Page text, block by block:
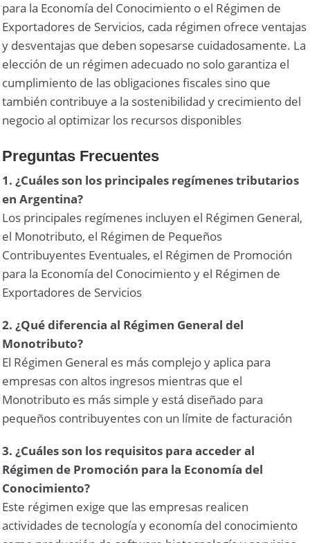
para la Economía del Conocimiento o el Régimen de
Exportadores de Servicios, cada régimen ofrece ventajas
y desventajas que deben sopesarse cuidadosamente. La
elección de un régimen adecuado no solo garantiza el
cumplimiento de las obligaciones fiscales sino que
también contribuye a la sostenibilidad y crecimiento del
negocio al optimizar los recursos disponibles
Preguntas Frecuentes
1. ¿Cuáles son los principales regímenes tributarios
en Argentina?
Los principales regímenes incluyen el Régimen General,
el Monotributo, el Régimen de Pequeños
Contribuyentes Eventuales, el Régimen de Promoción
para la Economía del Conocimiento y el Régimen de
Exportadores de Servicios
2. ¿Qué diferencia al Régimen General del
Monotributo?
El Régimen General es más complejo y aplica para
empresas con altos ingresos mientras que el
Monotributo es más simple y está diseñado para
pequeños contribuyentes con un límite de facturación
3. ¿Cuáles son los requisitos para acceder al
Régimen de Promoción para la Economía del
Conocimiento?
Este régimen exige que las empresas realicen
actividades de tecnología y economía del conocimiento